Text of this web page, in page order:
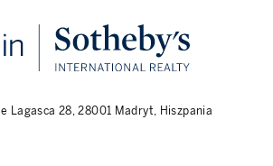
Lagasca 28, 28001 Madryt, Hiszpania